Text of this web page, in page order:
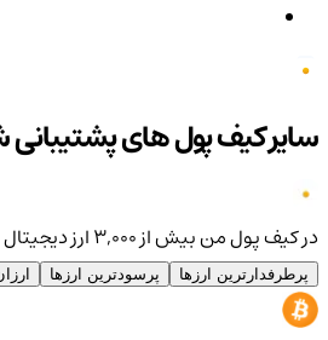
سایر کیف پول های
در کیف پول من بیش از ۳,۰۰۰ ارز دیجیتال قابل معامله وجود دارد
پرطرفدارترین ارزها پرسودترین ارزها